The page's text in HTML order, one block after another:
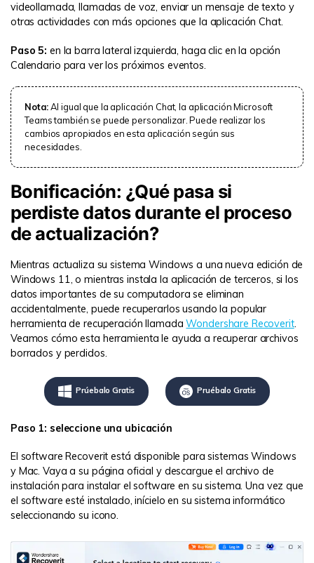
videollamada, llamadas de voz, enviar un mensaje de texto y
otras actividades con más opciones que la aplicación Chat.
Paso 5: en la barra lateral izquierda, haga clic en la opción
Calendario para ver los próximos eventos.
Nota:Al igual que la aplicación Chat, la aplicación Microsoft
Teams también se puede personalizar. Puede realizar los
cambios apropiados en esta aplicación según sus
necesidades.
Bonificación: ¿Qué pasa si
perdiste datos durante el proceso
de actualización?
Mientras actualiza su sistema Windows a una nueva edición de
Windows 11, o mientras instala la aplicación de terceros, si los
datos importantes de su computadora se eliminan
accidentalmente, puede recuperarlos usando la popular
herramienta de recuperación llamadaWondershare Recoverit.
Veamos cómo esta herramienta le ayuda a recuperar archivos
borrados y perdidos.
Prúebalo Gratis Pruébalo Gratis
Paso 1: seleccione una ubicación
El software Recoverit está disponible para sistemas Windows
y Mac. Vaya a su página oficial y descargue el archivo de
instalación para instalar el software en su sistema. Una vez que
el software esté instalado, inícielo en su sistema informático
seleccionando su icono.